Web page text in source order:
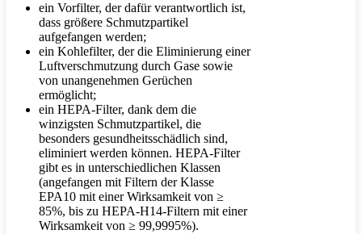
ein Vorfilter, der dafür verantwortlich ist,
dass größere Schmutzpartikel
aufgefangen werden;
ein Kohlefilter, der die Eliminierung einer
Luftverschmutzung durch Gase sowie
von unangenehmen Gerüchen
ermöglicht;
ein HEPA-Filter, dank dem die
winzigsten Schmutzpartikel, die
besonders gesundheitsschädlich sind,
eliminiert werden können. HEPA-Filter
gibt es in unterschiedlichen Klassen
(angefangen mit Filtern der Klasse
EPA10 mit einer Wirksamkeit von ≥
85%, bis zu HEPA-H14-Filtern mit einer
Wirksamkeit von ≥ 99,9995%).